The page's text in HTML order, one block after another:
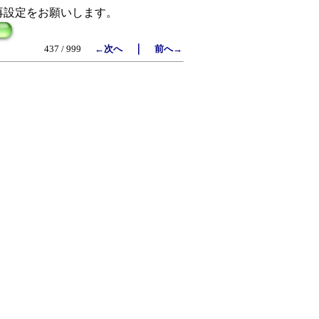
定をお願いします。
437 / 999
←次へ｜ 前へ→